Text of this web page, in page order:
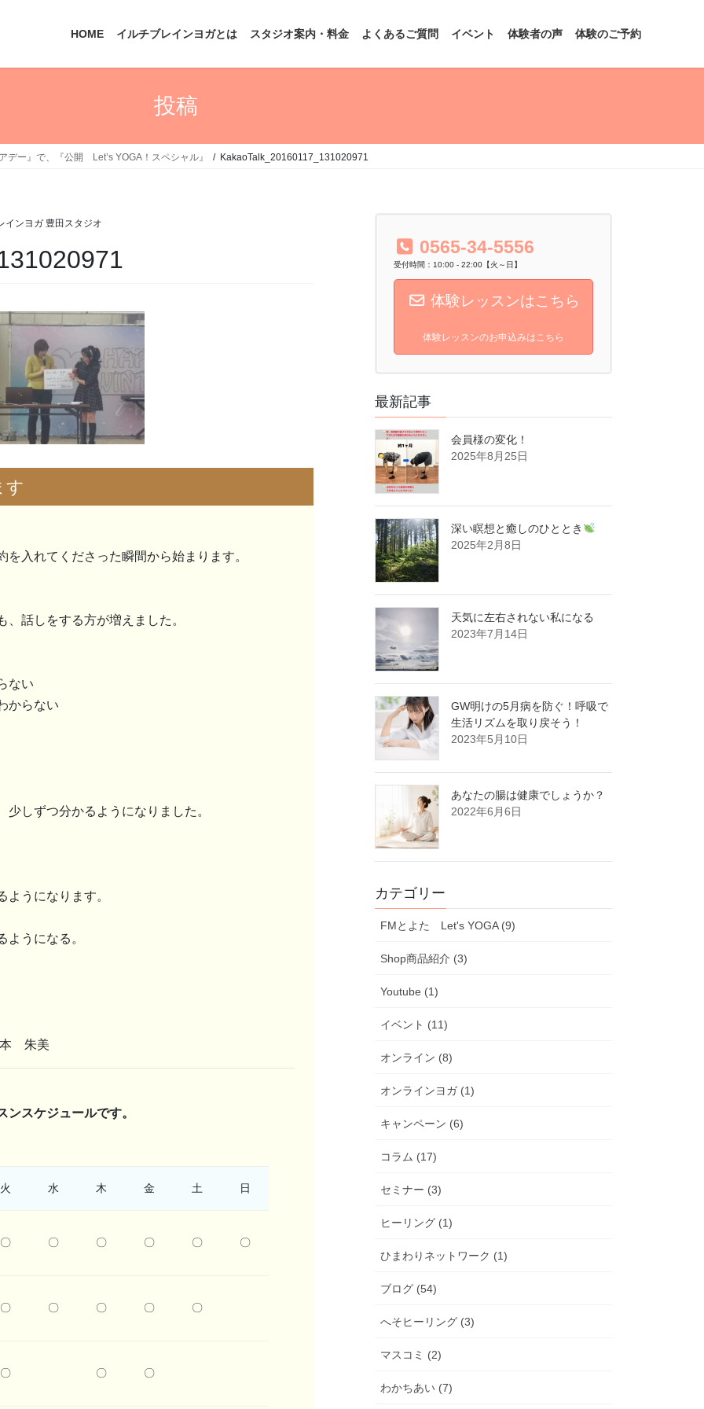
HOME イルチブレインヨガとは スタジオ案内・料金 よくあるご質問 イベント 体験者の声 体験のご予約
投稿
ー』で、『公開 Let’s YOGA！スペシャル』 KakaoTalk_20160117_131020971
インヨガ 豊田スタジオ
す
入れてくださった瞬間から始まります。
話しをする方が増えました。
ない
からない
しずつ分かるようになりました。
うになります。
うになる。
本 朱美
スケジュールです。
火 水 木 金 土 日
〇 〇 〇 〇 〇 〇
〇 〇 〇 〇 〇
〇 〇 〇
0565-34-5556
受付時間：10:00 - 22:00【火～日】
体験レッスンはこちら
体験レッスンのお申込みはこちら
最新記事
会員様の変化！
2025年8月25日
深い瞑想と癒しのひととき
2025年2月8日
天気に左右されない私になる
2023年7月14日
GW明けの5月病を防ぐ！呼吸で
生活リズムを取り戻そう！
2023年5月10日
あなたの腸は健康でしょうか？
2022年6月6日
カテゴリー
FMとよた Let's YOGA (9)
Shop商品紹介 (3)
Youtube (1)
イベント (11)
オンライン (8)
オンラインヨガ (1)
キャンペーン (6)
コラム (17)
セミナー (3)
ヒーリング (1)
ひまわりネットワーク (1)
ブログ (54)
へそヒーリング (3)
マスコミ (2)
わかちあい (7)